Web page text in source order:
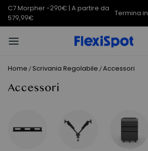
C7 Morpher -290€ | A partire da
579,99€
Termina in
Home / Scrivania Regolabile /Accessori
Accessori